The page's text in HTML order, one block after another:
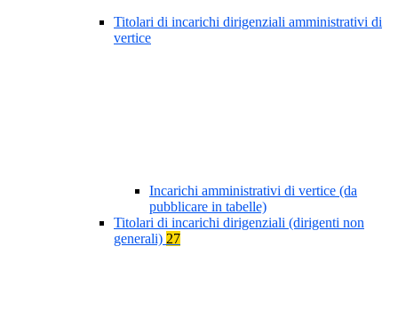
Titolari di incarichi dirigenziali amministrativi di
vertice
Incarichi amministrativi di vertice (da
pubblicare in tabelle)
Titolari di incarichi dirigenziali (dirigenti non
generali) 27